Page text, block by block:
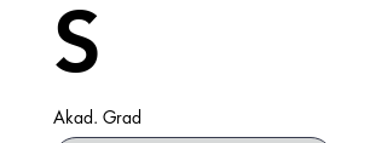
S
Akad. Grad